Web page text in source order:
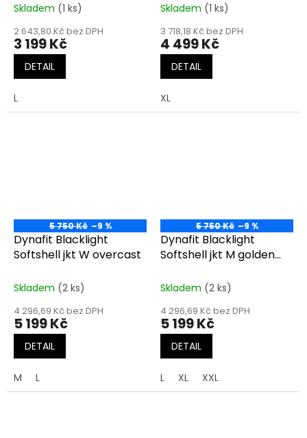
Skladem (1 ks)
2 643,80 Kč bez DPH
3 199 Kč
DETAIL
L
Skladem (1 ks)
3 718,18 Kč bez DPH
4 499 Kč
DETAIL
XL
5 750 Kč –9 %
Dynafit Blacklight
Softshell jkt W overcast
Skladem (2 ks)
4 296,69 Kč bez DPH
5 199 Kč
DETAIL
M L
5 750 Kč –9 %
Dynafit Blacklight
Softshell jkt M golden
Skladem (2 ks)
4 296,69 Kč bez DPH
5 199 Kč
DETAIL
L XL XXL